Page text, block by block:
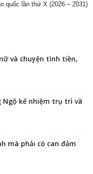
quốc lần thứ X (2026 – 2031)
và chuyện tình tiền,
kế nhiệm trụ trì và
mà phải có can đảm